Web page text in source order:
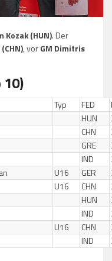
Kozak (HUN). Der
, vorGM Dimitris
Typ FED
HUN
CHN
GRE
IND
U16 GER
U16 CHN
HUN
IND
U16 CHN
IND